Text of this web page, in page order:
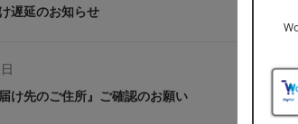
遅延のお知らせ
届け先のご住所』ご確認のお願い